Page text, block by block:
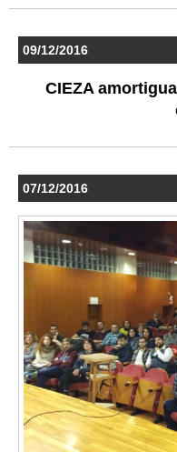
09/12/2016
CIEZA
07/12/2016